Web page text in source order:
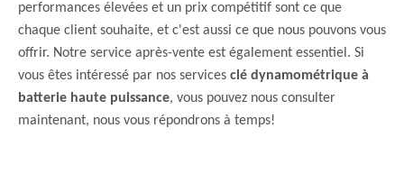
performances élevées et un prix compétitif sont ce que
chaque client souhaite, et c'est aussi ce que nous pouvons vous
offrir. Notre service après-vente est également essentiel. Si
vous êtes intéressé par nos services clé dynamométrique à
batterie haute puissance, vous pouvez nous consulter
maintenant, nous vous répondrons à temps!